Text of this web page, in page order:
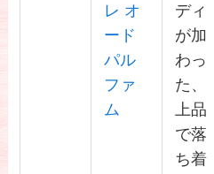
レ オ
ード
パル
ファ
ム
ディ
が加
わっ
た、
上品
で落
ち着